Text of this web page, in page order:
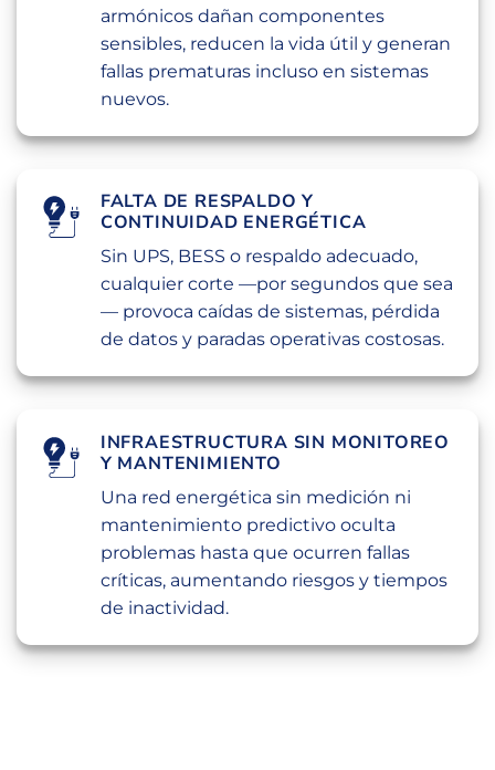
armónicos dañan componentes
sensibles, reducen la vida útil y generan
fallas prematuras incluso en sistemas
nuevos.
FALTA DE RESPALDO Y
CONTINUIDAD ENERGÉTICA
Sin UPS, BESS o respaldo adecuado,
cualquier corte —por segundos que sea
— provoca caídas de sistemas, pérdida
de datos y paradas operativas costosas.
INFRAESTRUCTURA SIN MONITOREO
Y MANTENIMIENTO
Una red energética sin medición ni
mantenimiento predictivo oculta
problemas hasta que ocurren fallas
críticas, aumentando riesgos y tiempos
de inactividad.